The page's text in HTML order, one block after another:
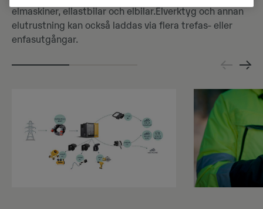
elmaskiner, ellastbilar och elbilar.Elverktyg och annan
elutrustning kan också laddas via flera trefas- eller
enfasutgångar.